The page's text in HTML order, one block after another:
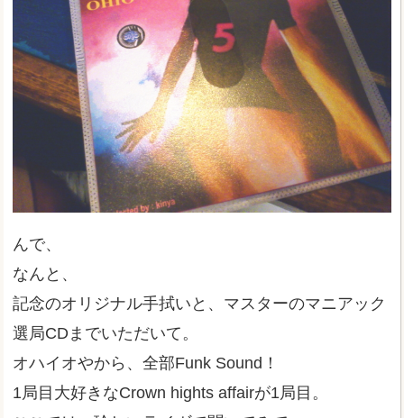
んで、
なんと、
記念のオリジナル手拭いと、マスターのマニアック
選局CDまでいただいて。
オハイオやから、全部Funk Sound！
1局目大好きなCrown hights affairが1局目。